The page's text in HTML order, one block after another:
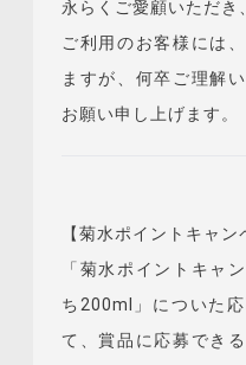
永らくご愛顧いただき
ご利用のお客様には
ますが、何卒ご理解
お願い申し上げます。
【菊水ポイントキャン
「菊水ポイントキャ
ち200ml」についた
て、賞品に応募でき